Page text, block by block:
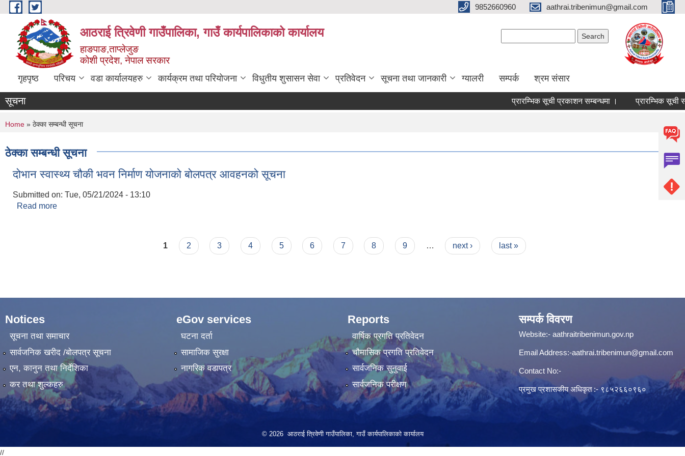
Skip to main content 9852660960 aathrai.tribenimun@gmail.com
आठराई त्रिवेणी गाउँपालिका, गाउँ कार्यपालिकाको कार्यालय
हाङपाङ,ताप्लेजुङ
कोशी प्रदेश, नेपाल सरकार
गृहपृष्ठ परिचय वडा कार्यालयहरु कार्यक्रम तथा परियोजना विधुतीय शुसासन सेवा प्रतिवेदन सूचना तथा जानकारी ग्यालरी सम्पर्क श्रम संसार
सूचना प्रारम्भिक सूची प्रकाशन सम्बन्धमा । प्रारम्भिक सूची
You are here
Home » ठेक्का सम्बन्धी सूचना
ठेक्का सम्बन्धी सूचना
दोभान स्वास्थ्य चौकी भवन निर्माण योजनाको बोलपत्र आवहनको सूचना
Submitted on: Tue, 05/21/2024 - 13:10
Read more
1 2 3 4 5 6 7 8 9 … next › last »
Notices
सूचना तथा समाचार
सार्वजनिक खरीद /बोलपत्र सूचना
एन, कानुन तथा निर्देशिका
कर तथा शुल्कहरु
eGov services
घटना दर्ता
सामाजिक सुरक्षा
नागरिक वडापत्र
Reports
वार्षिक प्रगति प्रतिवेदन
चौमासिक प्रगति प्रतिवेदन
सार्वजनिक सुनुवाई
सार्वजनिक परीक्षण
सम्पर्क विवरण
Website:- aathraitribenimun.gov.np
Email Address:-aathrai.tribenimun@gmail.com
Contact No:-
प्रमुख प्रशासकीय अधिकृत :- ९८५२६६०९६०
© 2026 आठराई त्रिवेणी गाउँपालिका, गाउँ कार्यपालिकाको कार्यालय
//